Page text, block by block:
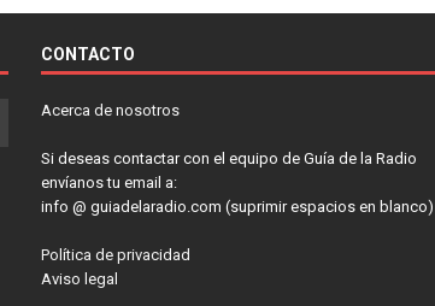
CONTACTO
Acerca de nosotros
Si deseas contactar con el equipo de Guía de la Radio
envíanos tu email a:
info @ guiadelaradio.com (suprimir espacios en blanco)
Política de privacidad
Aviso legal